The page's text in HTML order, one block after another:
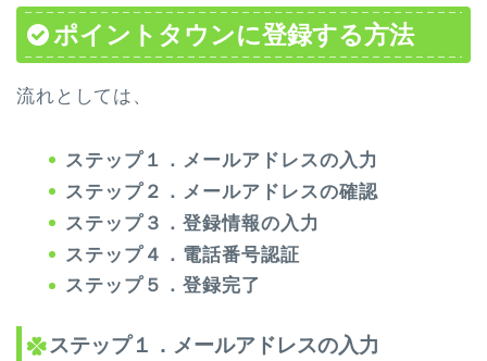
ポイントタウンに登録する方法
流れとしては、
ステップ１．メールアドレスの入力
ステップ２．メールアドレスの確認
ステップ３．登録情報の入力
ステップ４．電話番号認証
ステップ５．登録完了
ステップ１．メールアドレスの入力